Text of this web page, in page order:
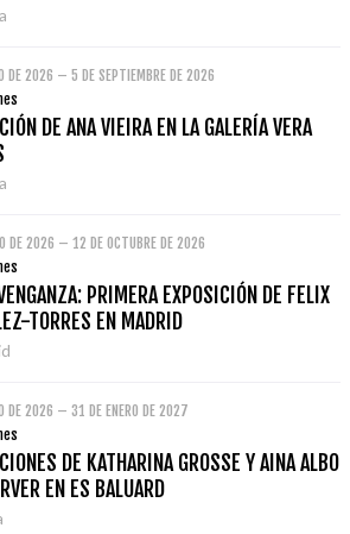
DE 2026 – 5 DE SEPTIEMBRE DE 2026
DE ANA VIEIRA EN LA GALERÍA VERA
DE 2026 – 12 DE OCTUBRE DE 2026
PRIMERA EXPOSICIÓN DE FELIX
TORRES EN MADRID
DE 2026 – 31 DE ENERO DE 2027
DE KATHARINA GROSSE Y AINA ALBO
EN ES BALUARD